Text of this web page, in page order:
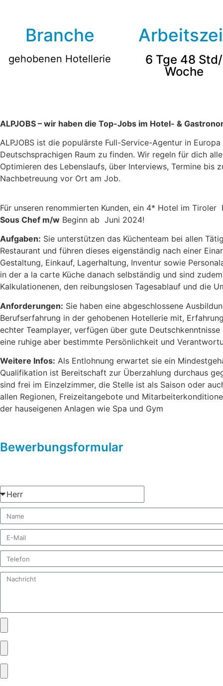
Branche
gehobenen Hotellerie
6 Tge 48 Std/
Woche
ALPJOBS – wir haben die Top-Jobs im Hotel- &
ALPJOBS ist die populärste Full-Service-Agentur in
Deutschsprachigen Raum zu finden. Wir regeln für dich
Optimieren des Lebenslaufs, über Interviews, Termine bis
Nachbetreuung vor Ort am Job.
Für unseren renommierten Kunden, ein 4* Hotel im
Sous Chef m/w Beginn ab Juni 2024!
Aufgaben: Sie unterstützen das Küchenteam bei allen
Restaurant und führen dieses eigenständig nach einer
Gestaltung, Einkauf, Lagerhaltung, Inventur sowie
in der a la carte Küche danach selbständig und sind
Kalkulationenen, den reibungslosen Tagesablauf und die
Anforderungen: Sie haben eine abgeschlossene
Berufserfahrung in der gehobenen Hotellerie mit,
echter Teamplayer, verfügen über gute
eine ruhige aber bestimmte Persönlichkeit und
Weitere Infos: Als Entlohnung erwartet sie ein
Qualifikation ist Bereitschaft zur Überzahlung durchaus
sind frei im Einzelzimmer, die Stelle ist als Saison oder
allen Regionen, Freizeitangebote und
der hauseigenen Anlagen wie Spa und Gym
Bewerbungsformular